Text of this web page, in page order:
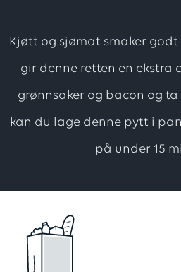
til
Kjøtt og sjømat smaker
gir denne retten en ekstra
grønnsaker og bacon og ta
kan du lage denne pytt i
på under 15